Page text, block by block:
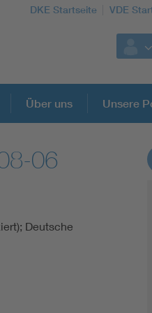
DKE Startseite VDE
im Kontext der
in der Übersicht
Ressourceneffizienz
Über uns Unsere
06
Deutsche